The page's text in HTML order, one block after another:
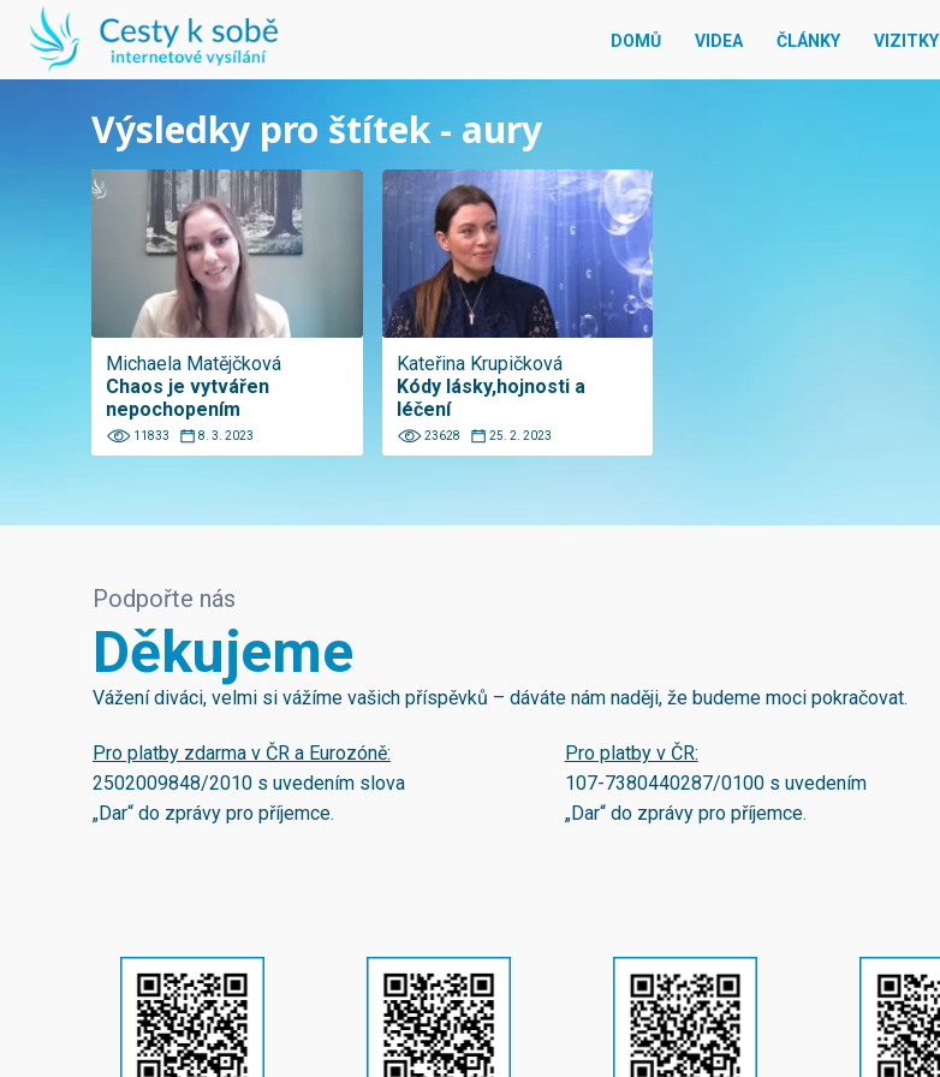
DOMŮ VIDEA ČLÁNKY VIZITKY
Výsledky pro štítek - aury
Michaela Matějčková
Chaos je vytvářen
nepochopením
11833 8. 3. 2023
Kateřina Krupičková
Kódy lásky,hojnosti a
léčení
23628 25. 2. 2023
Podpořte nás
Děkujeme
Vážení diváci, velmi si vážíme vašich příspěvků – dáváte nám naději, že budeme moci pokračovat.
Pro platby zdarma v ČR a Eurozóně:
2502009848/2010 s uvedením slova
„Dar“ do zprávy pro příjemce.
Pro platby v ČR:
107-7380440287/0100s uvedením
„Dar“ do zprávy pro příjemce.